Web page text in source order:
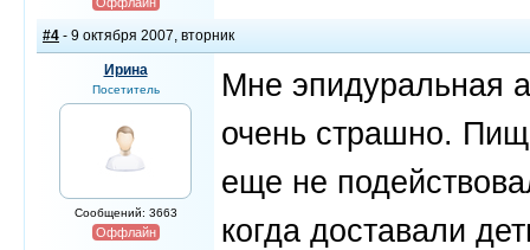
#4 - 9 октября 2007, вторник
Ирина
Посетитель
Сообщений: 3663
Оффлайн
Мне эпидуральная
очень страшно.
еще не
когда доставали